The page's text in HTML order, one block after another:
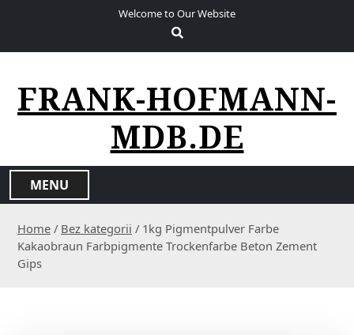
Welcome to Our Website
FRANK-HOFMANN-
MDB.DE
MENU
Home / Bez kategorii / 1kg Pigmentpulver Farbe
Kakaobraun Farbpigmente Trockenfarbe Beton Zement
Gips